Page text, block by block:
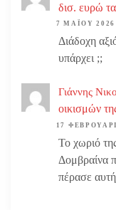
δισ. ευρώ
7 ΜΑΪ́ΟΥ 2026
Διάδοχη
υπάρχει ;;
Γιάννης
οικισμών
17
Το χωριό
Δομβραίνα
πέρασε